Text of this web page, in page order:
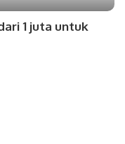
1 juta untuk